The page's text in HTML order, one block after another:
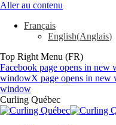
Aller au contenu
Français
English(Anglais)
Top Right Menu (FR)
Facebook page opens in new
windowX page opens in new
window
Curling Québec